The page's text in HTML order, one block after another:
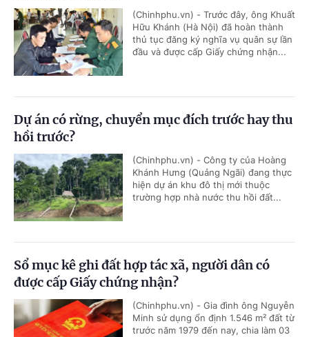
(Chinhphu.vn) - Trước đây, ông Khuất
Hữu Khánh (Hà Nội) đã hoàn thành
thủ tục đăng ký nghĩa vụ quân sự lần
đầu và được cấp Giấy chứng nhận...
Dự án có rừng, chuyển mục đích trước hay thu
hồi trước?
(Chinhphu.vn) - Công ty của Hoàng
Khánh Hưng (Quảng Ngãi) đang thực
hiện dự án khu đô thị mới thuộc
trường hợp nhà nước thu hồi đất...
Sổ mục kê ghi đất hợp tác xã, người dân có
được cấp Giấy chứng nhận?
(Chinhphu.vn) - Gia đình ông Nguyễn
Minh sử dụng ổn định 1.546 m² đất từ
trước năm 1979 đến nay, chia làm 03